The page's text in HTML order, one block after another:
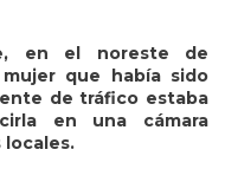
en el noreste de
que había sido
de tráfico estaba
en una cámara